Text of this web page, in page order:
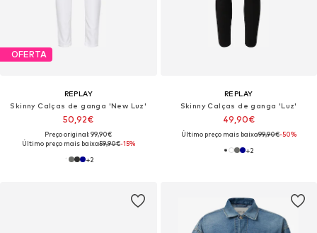
OFERTA
REPLAY
Skinny Calças de ganga 'New Luz'
50,92€
Preço original: 99,90€
Último preço mais baixo:59,90€-15%
+2
REPLAY
Skinny Calças de ganga 'Luz'
49,90€
Último preço mais baixo:99,90€-50%
+2